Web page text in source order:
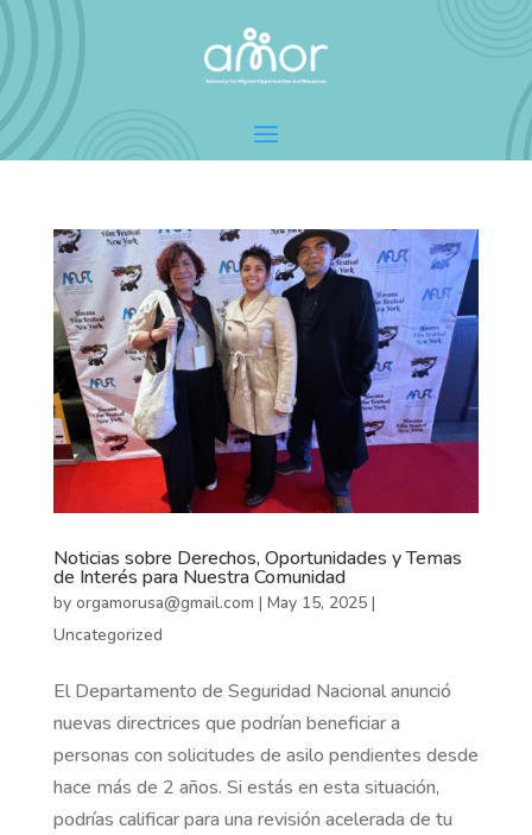
Noticias sobre Derechos, Oportunidades y Temas
de Interés para Nuestra Comunidad
by orgamorusa@gmail.com | May 15, 2025|
Uncategorized
El Departamento de Seguridad Nacional anunció
nuevas directrices que podrían beneficiar a
personas con solicitudes de asilo pendientes desde
hace más de 2 años. Si estás en esta situación,
podrías calificar para una revisión acelerada de tu